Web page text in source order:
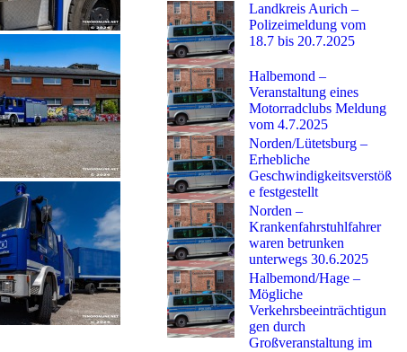
Landkreis Aurich –
Polizeimeldung vom
18.7 bis 20.7.2025
Halbemond –
Veranstaltung eines
Motorradclubs Meldung
vom 4.7.2025
Norden/Lütetsburg –
Erhebliche
Geschwindigkeitsverstöß
e festgestellt
Norden –
Krankenfahrstuhlfahrer
waren betrunken
unterwegs 30.6.2025
Halbemond/Hage –
Mögliche
Verkehrsbeeinträchtigun
gen durch
Großveranstaltung im